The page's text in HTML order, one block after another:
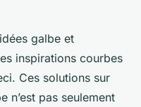
galbe et
inspirations courbes
Ces solutions sur
n’est pas seulement